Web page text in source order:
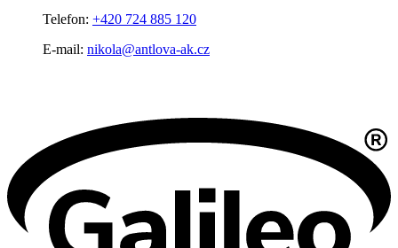
Telefon: +420 724 885 120
E-mail: nikola@antlova-ak.cz